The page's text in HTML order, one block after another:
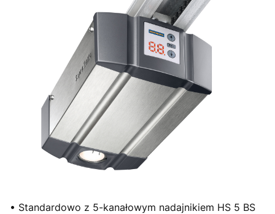
• Standardowo z 5-kanałowym nadajnikiem HS 5 BS